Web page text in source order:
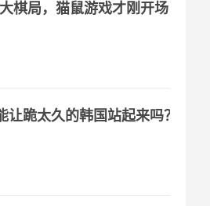
棋局，猫鼠游戏才刚开场
跪太久的韩国站起来吗？